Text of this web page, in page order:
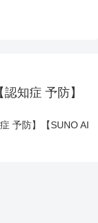
知症 予防】
予防】【SUNO AI